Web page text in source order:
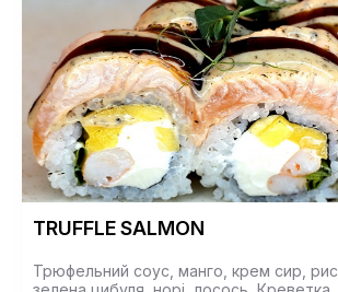
TRUFFLE SALMON
Трюфельний соус, манго, крем сир, рис,